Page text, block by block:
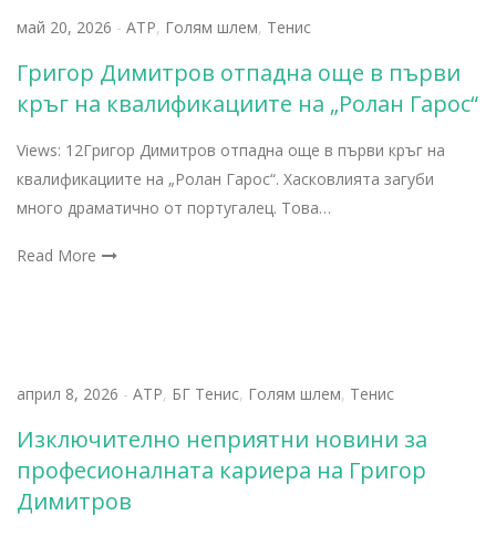
май 20, 2026 - АТР, Голям шлем, Тенис
Григор Димитров отпадна още в първи
кръг на квалификациите на „Ролан Гарос“
Views: 12Григор Димитров отпадна още в първи кръг на
квалификациите на „Ролан Гарос“. Хасковлията загуби
много драматично от португалец. Това…
Read More
април 8, 2026 - АТР, БГ Тенис, Голям шлем, Тенис
Изключително неприятни новини за
професионалната кариера на Григор
Димитров